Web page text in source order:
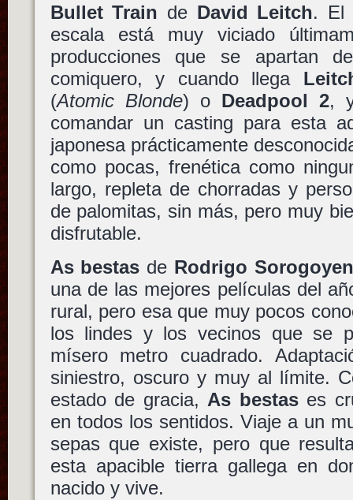
Bullet Train de David Leitch. El
escala está muy viciado
producciones que se apartan
comiquero, y cuando llega
(Atomic Blonde) o Deadpool 2,
comandar un casting para esta
japonesa prácticamente
como pocas, frenética como
largo, repleta de chorradas y
de palomitas, sin más, pero muy
disfrutable.
As bestas de Rodrigo Sorogoyen
una de las mejores películas del
rural, pero esa que muy pocos
los lindes y los vecinos que se
mísero metro cuadrado.
siniestro, oscuro y muy al límite.
estado de gracia, As bestases
en todos los sentidos. Viaje a un
sepas que existe, pero que
esta apacible tierra gallega en
nacido y vive.